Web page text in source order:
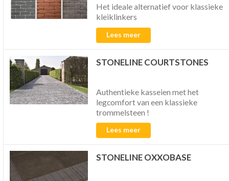
Het ideale alternatief voor klassieke
kleiklinkers
Lees meer
STONELINE COURTSTONES
Authentieke kasseien met het
legcomfort van een klassieke
trommelsteen !
Lees meer
STONELINE OXXOBASE